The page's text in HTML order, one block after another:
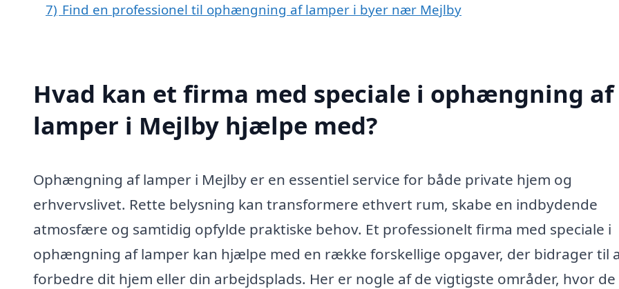
7) Find en professionel til ophængning af lamper i byer nær Mejlby
Hvad kan et firma med speciale i ophængning af
lamper i Mejlby hjælpe med?
Ophængning af lamper i Mejlby er en essentiel service for både private hjem og
erhvervslivet. Rette belysning kan transformere ethvert rum, skabe en indbydende
atmosfære og samtidig opfylde praktiske behov. Et professionelt firma med speciale i
ophængning af lamper kan hjælpe med en række forskellige opgaver, der bidrager til
forbedre dit hjem eller din arbejdsplads. Her er nogle af de vigtigste områder, hvor de